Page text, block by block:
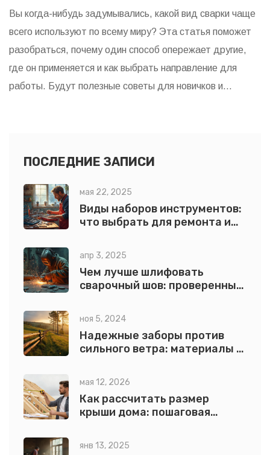
Вы когда-нибудь задумывались, какой вид сварки чаще
всего используют по всему миру? Эта статья поможет
разобраться, почему один способ опережает другие,
где он применяется и как выбрать направление для
работы. Будут полезные советы для новичков и
ПОСЛЕДНИЕ ЗАПИСИ
мая 22, 2025
Виды наборов инструментов:
что выбрать для ремонта и
апр 3, 2025
Чем лучше шлифовать
сварочный шов: проверенные
ноя 5, 2024
Надежные заборы против
сильного ветра: материалы и
мая 12, 2026
Как рассчитать размер
крыши дома: пошаговая
примерами
янв 13, 2025